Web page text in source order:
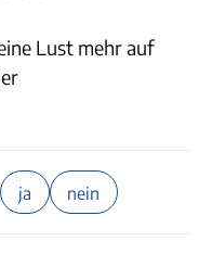
Lust mehr auf
ja nein